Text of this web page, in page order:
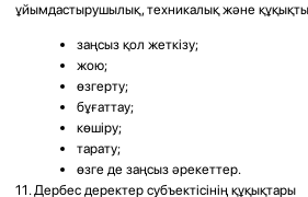
Лечение хронических воспалений уха
Фониатрия
Компания: ТОО "Лор центр V-ent"
Адрес: Казахстан, Алматы, МИКРОРАЙОН КАЗАХФИЛЬМ, дом 34 А,
кв/офис 39